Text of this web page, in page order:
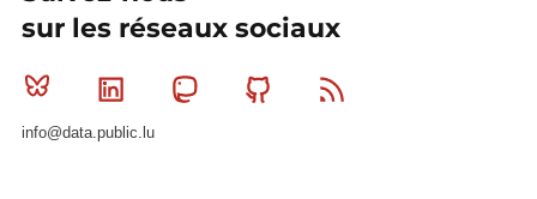
sur les réseaux sociaux
Bluesky Linkedin MastodonGithub
info@data.public.lu